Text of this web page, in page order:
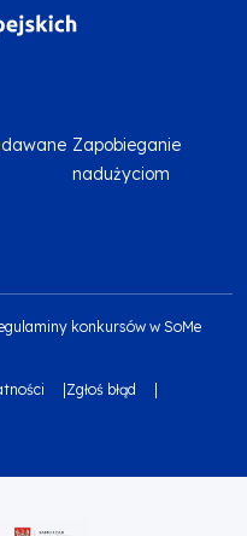
Zapobieganie
nadużyciom
konkursów w SoMe
Zgłoś błąd